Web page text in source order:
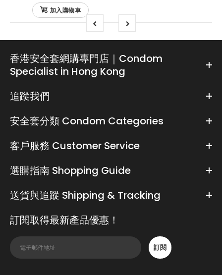
加入購物車
香港安全套網購專門店｜Condom
Specialist in Hong Kong
追蹤我們
安全套分類 Condom Categories
客戶服務 Customer Service
選購指南 Shopping Guide
送貨與追蹤 Shipping & Tracking
訂閱取得最新產品優惠！
訂閱